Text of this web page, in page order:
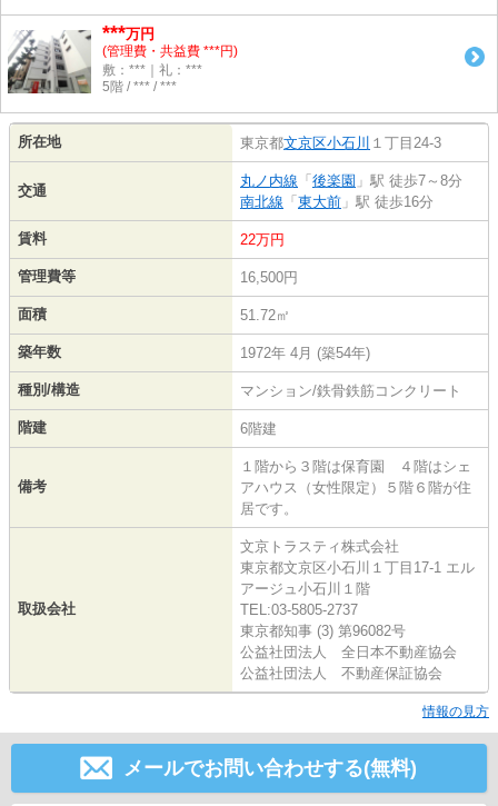
***万円
(管理費・共益費 ***円)
敷：***｜礼：***
5階 / *** / ***
所在地 東京都文京区小石川 １丁目24-3
交通
丸ノ内線 「 後楽園 」駅 徒歩7～8分
南北線 「 東大前 」駅 徒歩16分
賃料 22万円
管理費等 16,500円
面積 51.72㎡
築年数 1972年 4月 (築54年)
種別/構造 マンション/鉄骨鉄筋コンクリート
階建 6階建
備考
１階から３階は保育園 ４階はシェ
アハウス（女性限定）５階６階が住
居です。
取扱会社
文京トラスティ株式会社
東京都文京区小石川１丁目17-1 エル
アージュ小石川１階
TEL:03-5805-2737
東京都知事 (3) 第96082号
公益社団法人 全日本不動産協会
公益社団法人 不動産保証協会
情報の見方
メールでお問い合わせする(無料)